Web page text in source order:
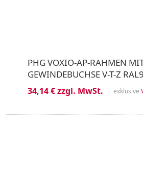
PHG VOXIO-AP-RAHMEN
GEWINDEBUCHSE V-T-Z
34,14 € zzgl. MwSt. exklusive